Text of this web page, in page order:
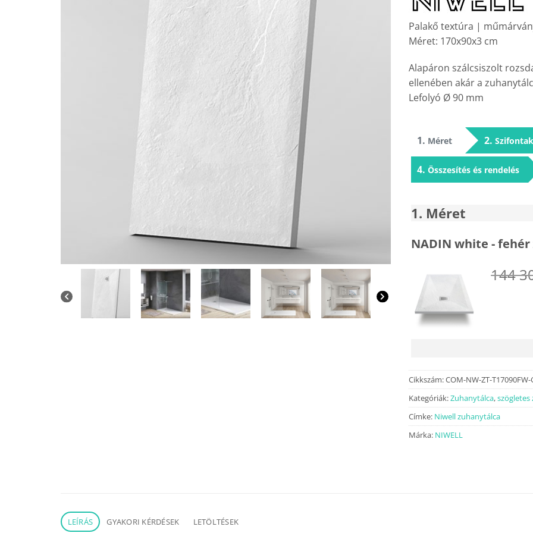
Palakő textúra |
Méret: 170x90x3 cm
Alapáron szálcsiszolt
ellenében akár a
Lefolyó Ø 90 mm
1 Méret 2
4 Összesítés és rendelés
1 Méret
NADIN white -
144
Cikkszám:COM-NW-ZT-T17090FW-
Kategóriák:Zuhanytálca,szögletes
Címke: Niwell zuhanytálca
Márka: NIWELL
LEÍRÁS GYAKORI KÉRDÉSEK LETÖLTÉSEK